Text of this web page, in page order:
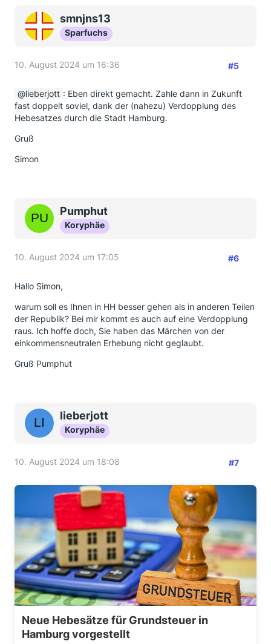
smnjns13
Sparfuchs
10. August 2024 um 16:36 #5
lieberjott : Eben direkt gemacht. Zahle dann in Zukunft
fast doppelt soviel, dank der (nahezu) Verdopplung des
Hebesatzes durch die Stadt Hamburg.
Gruß
Simon
Pumphut
Koryphäe
10. August 2024 um 17:05 #6
Hallo Simon,
warum soll es Ihnen in HH besser gehen als in anderen Teilen
der Republik? Bei mir kommt es auch auf eine Verdopplung
raus. Ich hoffe doch, Sie haben das Märchen von der
einkommensneutralen Erhebung nicht geglaubt.
Gruß Pumphut
lieberjott
Koryphäe
10. August 2024 um 18:08 #7
Neue Hebesätze für Grundsteuer in
Hamburg vorgestellt